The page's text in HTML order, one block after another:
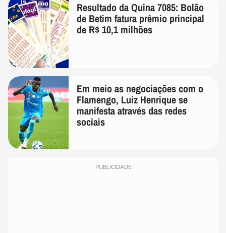
Resultado da Quina 7085: Bolão
de Betim fatura prêmio principal
de R$ 10,1 milhões
Em meio as negociações com o
Flamengo, Luiz Henrique se
manifesta através das redes
sociais
PUBLICIDADE